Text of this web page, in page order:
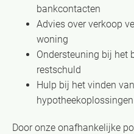
bankcontacten
Advies over verkoop
woning
Ondersteuning bij het
restschuld
Hulp bij het vinden
hypotheekoplossingen
Door onze onafhankelijke